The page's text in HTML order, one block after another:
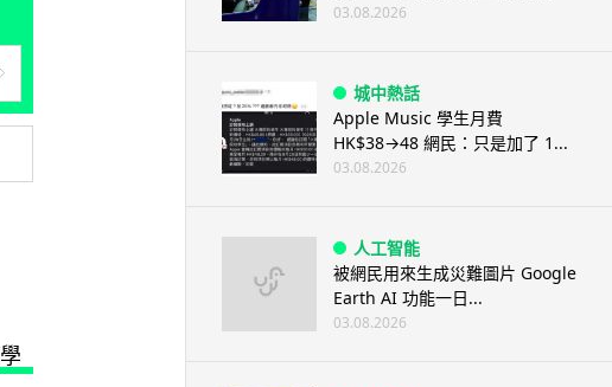
03.08.2026
城中熱話
Apple Music 學生月費
HK$38→48 網民：只是加了 1...
03.08.2026
人工智能
被網民用來生成災難圖片 Google
Earth AI 功能一日...
03.08.2026